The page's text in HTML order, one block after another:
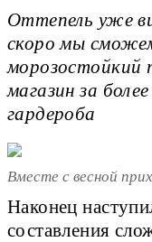
Оттепель уже
скоро мы
морозостойкий
магазин за
гардероба
Вместе с весной
Наконец
составления